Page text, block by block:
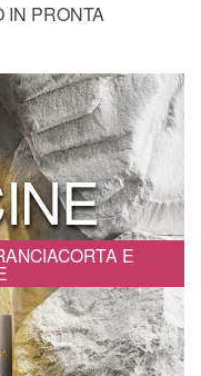
IN PRONTA
E